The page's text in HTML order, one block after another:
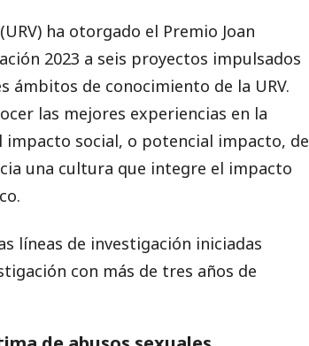
ha otorgado el Premio Joan
2023 a seis proyectos impulsados
de conocimiento de la URV.
las mejores experiencias en la
impacto social, o potencial impacto, de
una cultura que integre el impacto
líneas de investigación iniciadas
con más de tres años de